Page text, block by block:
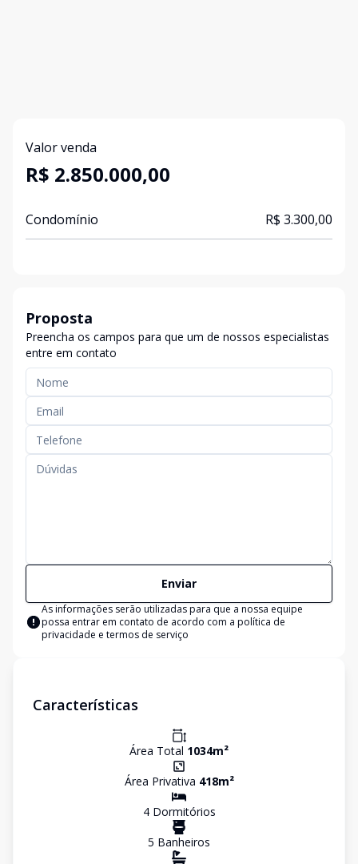
Valor venda
R$ 2.850.000,00
Condomínio R$ 3.300,00
Proposta
Preencha os campos para que um de nossos especialistas
entre em contato
Enviar
As informações serão utilizadas para que a nossa equipe
possa entrar em contato de acordo com a política de
privacidade e termos de serviço
Características
Área Total 1034m²
Área Privativa 418m²
4Dormitórios
5 Banheiros